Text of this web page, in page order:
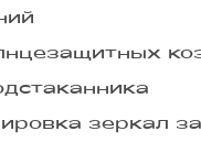
зеркал